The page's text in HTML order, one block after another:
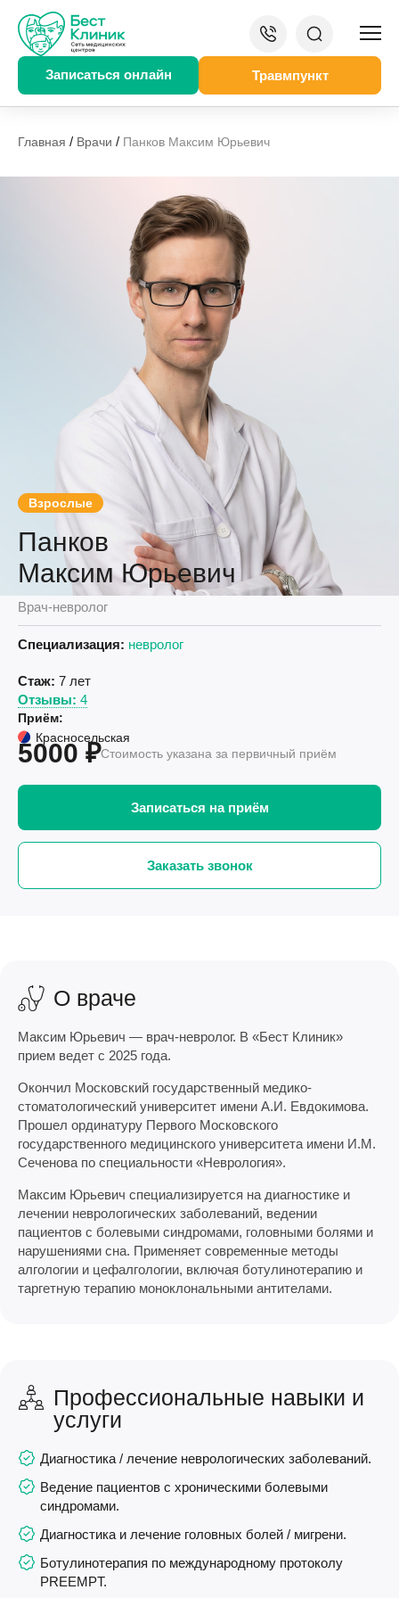
Записаться онлайн Травмпункт
Главная / Врачи / Панков Максим Юрьевич
Взрослые
Панков
Максим Юрьевич
Врач-невролог
Специализация: невролог
Стаж: 7 лет
Отзывы: 4
Приём:
Красносельская
5000 ₽Стоимость указана за первичный приём
Записаться на приём
Заказать звонок
О враче
Максим Юрьевич — врач-невролог. В «Бест Клиник»
прием ведет с 2025 года.
Окончил Московский государственный медико-
стоматологический университет имени А.И. Евдокимова.
Прошел ординатуру Первого Московского
государственного медицинского университета имени И.М.
Сеченова по специальности «Неврология».
Максим Юрьевич специализируется на диагностике и
лечении неврологических заболеваний, ведении
пациентов с болевыми синдромами, головными болями и
нарушениями сна. Применяет современные методы
алгологии и цефалгологии, включая ботулинотерапию и
таргетную терапию моноклональными антителами.
Профессиональные навыки и
услуги
Диагностика / лечение неврологических заболеваний.
Ведение пациентов с хроническими болевыми
синдромами.
Диагностика и лечение головных болей / мигрени.
Ботулинотерапия по международному протоколу
PREEMPT.